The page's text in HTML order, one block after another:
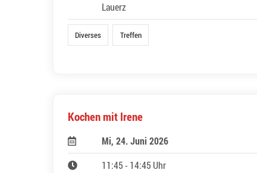
Lauerz
Diverses Treffen
Kochen mit Irene
Mi, 24. Juni 2026
11:45 - 14:45 Uhr